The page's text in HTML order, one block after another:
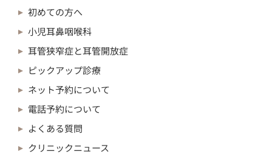
初めての方へ
小児耳鼻咽喉科
耳管狭窄症と耳管開放症
ピックアップ診療
ネット予約について
電話予約について
よくある質問
クリニックニュース